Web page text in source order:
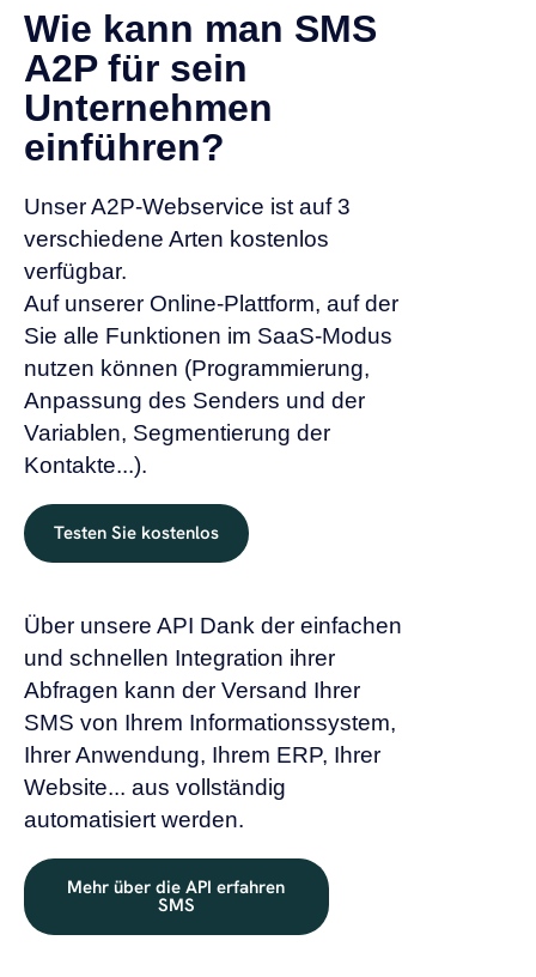
Wie kann man SMS
A2P für sein
Unternehmen
einführen?
Unser A2P-Webservice ist auf 3
verschiedene Arten kostenlos
verfügbar.
Auf unserer Online-Plattform, auf der
Sie alle Funktionen im SaaS-Modus
nutzen können (Programmierung,
Anpassung des Senders und der
Variablen, Segmentierung der
Kontakte...).
Testen Sie kostenlos
Über unsere API Dank der einfachen
und schnellen Integration ihrer
Abfragen kann der Versand Ihrer
SMS von Ihrem Informationssystem,
Ihrer Anwendung, Ihrem ERP, Ihrer
Website... aus vollständig
automatisiert werden.
Mehr über die API erfahren
SMS